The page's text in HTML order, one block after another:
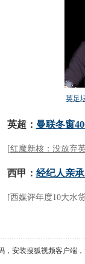
安装搜狐视频客户端，